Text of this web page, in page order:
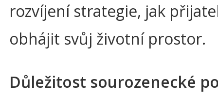
rozvíjení strategie, jak
obhájit svůj životní prostor.
Důležitost sourozenecké